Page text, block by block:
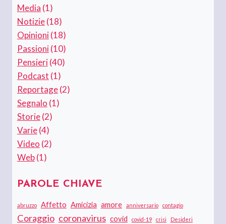
Media (1)
Notizie(18)
Opinioni(18)
Passioni(10)
Pensieri(40)
Podcast (1)
Reportage(2)
Segnalo (1)
Storie(2)
Varie(4)
Video (2)
Web(1)
PAROLE CHIAVE
abruzzo Affetto Amicizia amore anniversario contagio
Coraggio coronavirus covid covid-19 crisi Desideri